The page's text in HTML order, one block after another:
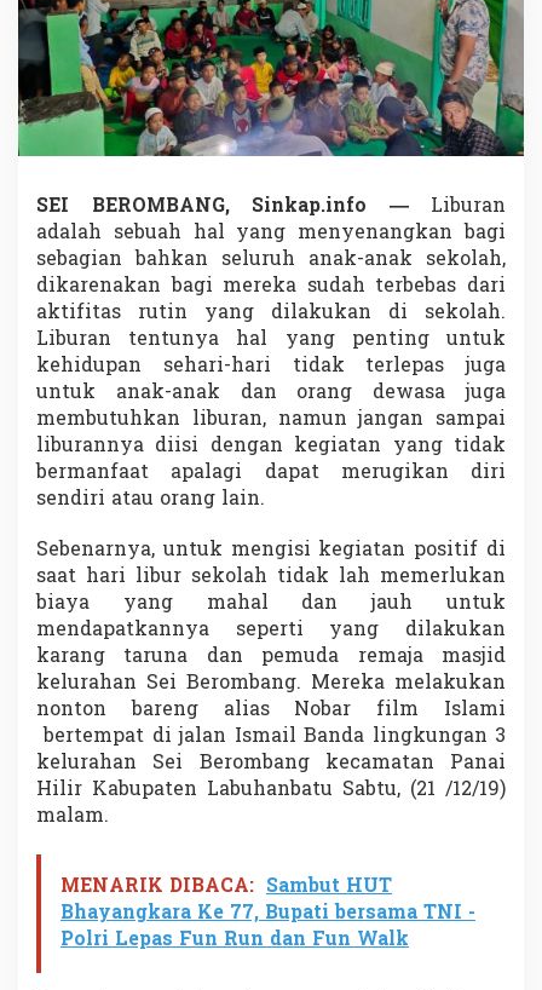
m
R
e
a
M
e
s
j
i
d
I
n
i
s
i
a
s
i
o
n
t
o
n
B
a
r
e
n
g
F
i
I
s
l
a
SEI BEROMBANG, Sinkap.info —Liburan
adalah sebuah hal yang menyenangkan bagi
sebagian bahkan seluruh anak-anak sekolah,
dikarenakan bagi mereka sudah terbebas dari
aktifitas rutin yang dilakukan di sekolah.
Liburan tentunya hal yang penting untuk
kehidupan sehari-hari tidak terlepas juga
untuk anak-anak dan orang dewasa juga
membutuhkan liburan, namun jangan sampai
liburannya diisi dengan kegiatan yang tidak
bermanfaat apalagi dapat merugikan diri
sendiri atau orang lain.
Sebenarnya, untuk mengisi kegiatan positif di
saat hari libur sekolah tidak lah memerlukan
biaya yang mahal dan jauh untuk
mendapatkannya seperti yang dilakukan
karang taruna dan pemuda remaja masjid
kelurahan Sei Berombang. Mereka melakukan
nonton bareng alias Nobar film Islami
bertempat di jalan Ismail Banda lingkungan 3
kelurahan Sei Berombang kecamatan Panai
Hilir Kabupaten Labuhanbatu Sabtu, (21 /12/19)
malam.
MENARIK DIBACA: Sambut HUT
Bhayangkara Ke 77, Bupati bersama TNI -
Polri Lepas Fun Run dan Fun Walk